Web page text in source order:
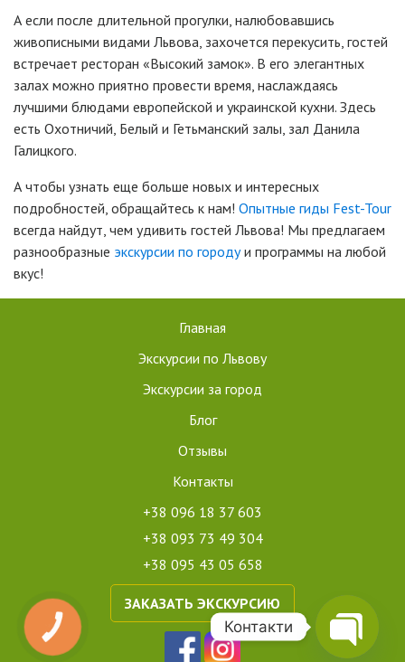
А если после длительной прогулки, налюбовавшись
живописными видами Львова, захочется перекусить, гостей
встречает ресторан «Высокий замок». В его элегантных
залах можно приятно провести время, наслаждаясь
лучшими блюдами европейской и украинской кухни. Здесь
есть Охотничий, Белый и Гетьманский залы, зал Данила
Галицкого.
А чтобы узнать еще больше новых и интересных
подробностей, обращайтесь к нам! Опытные гиды Fest-Tour
всегда найдут, чем удивить гостей Львова! Мы предлагаем
разнообразные экскурсии по городуи программы на любой
вкус!
Главная
Экскурсии по Львову
Экскурсии за город
Блог
Отзывы
Контакты
+38 096 18 37 603
+38 093 73 49 304
+38 095 43 05 658
ЗАКАЗАТЬ ЭКСКУРСИЮ
Контакти
КНОПКА
ЗВ'ЯЗКУ